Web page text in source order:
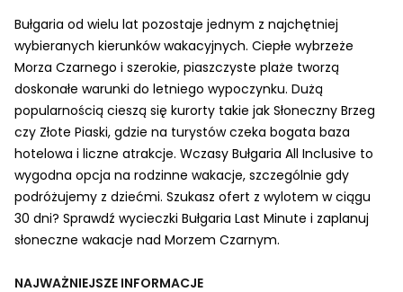
Bułgaria od wielu lat pozostaje jednym z najchętniej
wybieranych kierunków wakacyjnych. Ciepłe wybrzeże
Morza Czarnego i szerokie, piaszczyste plaże tworzą
doskonałe warunki do letniego wypoczynku. Dużą
popularnością cieszą się kurorty takie jak Słoneczny Brzeg
czy Złote Piaski, gdzie na turystów czeka bogata baza
hotelowa i liczne atrakcje. Wczasy Bułgaria All Inclusive to
wygodna opcja na rodzinne wakacje, szczególnie gdy
podróżujemy z dziećmi. Szukasz ofert z wylotem w ciągu
30 dni? Sprawdź wycieczki Bułgaria Last Minute i zaplanuj
słoneczne wakacje nad Morzem Czarnym.
NAJWAŻNIEJSZE INFORMACJE